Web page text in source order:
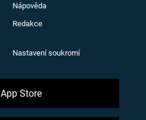
Nápověda
Redakce
Nastavení soukromí
App Store